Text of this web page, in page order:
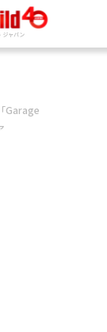
Garage